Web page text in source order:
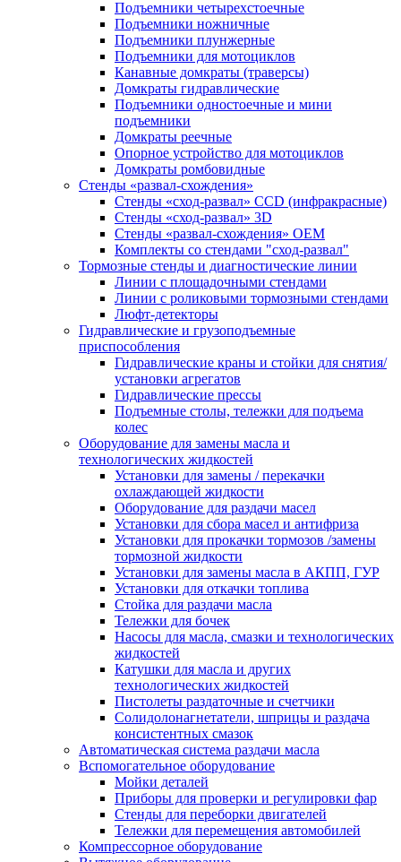
Подъемники четырехстоечные
Подъемники ножничные
Подъемники плунжерные
Подъемники для мотоциклов
Канавные домкраты (траверсы)
Домкраты гидравлические
Подъемники одностоечные и мини
подъемники
Домкраты реечные
Опорное устройство для мотоциклов
Домкраты ромбовидные
Стенды «развал-схождения»
Стенды «сход-развал» CCD (инфракрасные)
Стенды «сход-развал» 3D
Стенды «развал-схождения» ОЕМ
Комплекты со стендами "сход-развал"
Тормозные стенды и диагностические линии
Линии с площадочными стендами
Линии с роликовыми тормозными стендами
Люфт-детекторы
Гидравлические и грузоподъемные
приспособления
Гидравлические краны и стойки для снятия/
установки агрегатов
Гидравлические прессы
Подъемные столы, тележки для подъема
колес
Оборудование для замены масла и
технологических жидкостей
Установки для замены / перекачки
охлаждающей жидкости
Оборудование для раздачи масел
Установки для сбора масел и антифриза
Установки для прокачки тормозов /замены
тормозной жидкости
Установки для замены масла в АКПП, ГУР
Установки для откачки топлива
Стойка для раздачи масла
Тележки для бочек
Насосы для масла, смазки и технологических
жидкостей
Катушки для масла и других
технологических жидкостей
Пистолеты раздаточные и счетчики
Солидолонагнетатели, шприцы и раздача
консистентных смазок
Автоматическая система раздачи масла
Вспомогательное оборудование
Мойки деталей
Приборы для проверки и регулировки фар
Стенды для переборки двигателей
Тележки для перемещения автомобилей
Компрессорное оборудование